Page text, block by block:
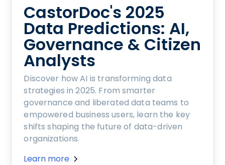
CastorDoc's 2025
Data Predictions: AI,
Governance & Citizen
Analysts
Discover how AI is transforming data
strategies in 2025. From smarter
governance and liberated data teams to
empowered business users, learn the key
shifts shaping the future of data-driven
organizations.
Learn more